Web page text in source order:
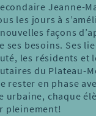
Jeanne-
les jours à
façons
ses besoins. Ses
les résidents et
du Plateau-
rester en phase
urbaine, chaque
pleinement!